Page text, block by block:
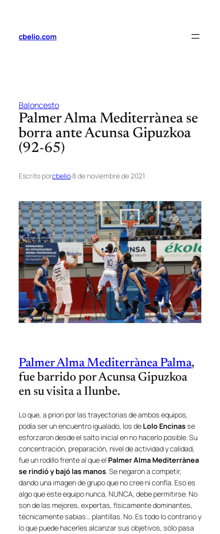
contenido
cbelio.com
Baloncesto
Palmer Alma Mediterrànea se
borra ante Acunsa Gipuzkoa
(92-65)
Escrito porcbelio·8 de noviembre de 2021
Palmer Alma Mediterrànea Palma,
fue barrido por Acunsa Gipuzkoa
en su visita a Ilunbe.
Lo que, a priori por las trayectorias de ambos equipos,
podía ser un encuentro igualado, los de Lolo Encinasse
esforzaron desde el salto inicial en no hacerlo posible. Su
concentración, preparación, nivel de actividad y calidad,
fue un rodillo frente al que el Palmer Alma Mediterrànea
se rindió y bajó las manos. Se negaron a competir,
dando una imagen de grupo que no cree ni confía. Eso es
algo que este equipo nunca, NUNCA, debe permitirse. No
son de las mejores, expertas, físicamente dominantes,
técnicamente sabias… plantillas. No. Es todo lo contrario y
lo que puede hacerles alcanzar sus objetivos, sólo pasa